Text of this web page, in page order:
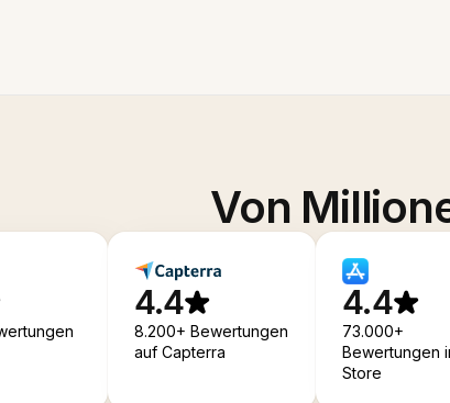
Von
4.4
8.200+ Bewertungen
auf Capterra
4.4
73.000+
Bewertungen
Store